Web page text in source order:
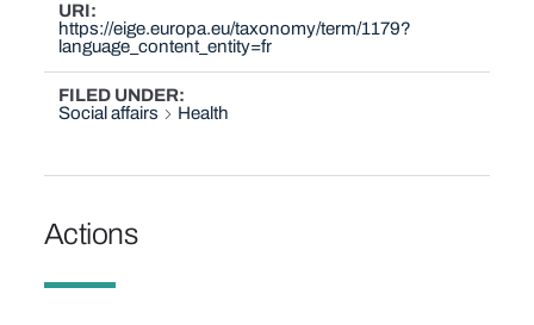
URI
https://eige.europa.eu/taxonomy/term/1179?
language_content_entity=fr
FILED UNDER
Social affairs
Health
Actions